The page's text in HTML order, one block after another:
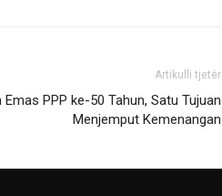
Artikulli tjetër
Emas PPP ke-50 Tahun, Satu Tujuan
Menjemput Kemenangan